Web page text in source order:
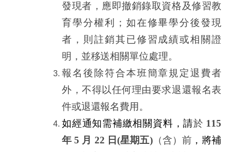
發現者，應即撤銷錄取資格及修習教
育學分權利；如在修畢學分後發現
者，則註銷其已修習成績或相關證
明，並移送相關單位處理。
報名後除符合本班簡章規定退費者
外，不得以任何理由要求退還報名表
件或退還報名費用。
如經通知需補繳相關資料，請於 115
年 5 月 22 日(星期五)（含）前 ，將補